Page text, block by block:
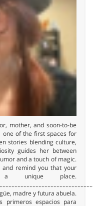
mother, and soon-to-be
one of the first spaces for
stories blending culture,
guides her between
and a touch of magic.
and remind you that your
unique place.
madre y futura abuela.
primeros espacios para